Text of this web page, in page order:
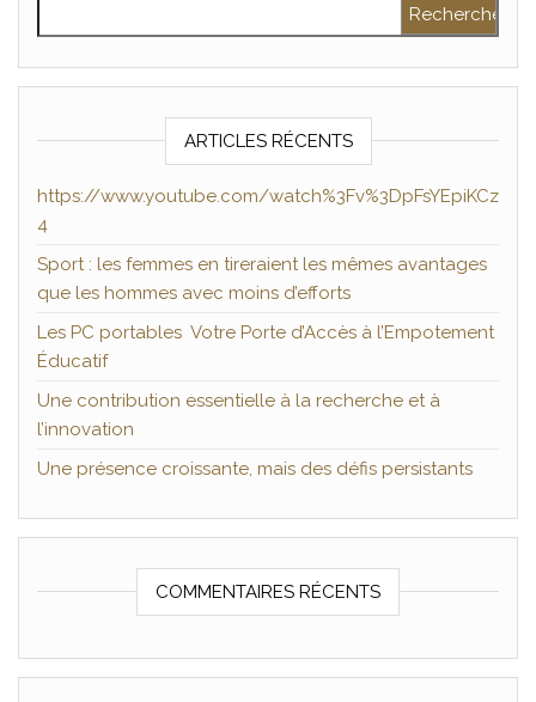
ARTICLES RÉCENTS
https://www.youtube.com/watch%3Fv%3DpFsYEpiKCz
4
Sport : les femmes en tireraient les mêmes avantages
que les hommes avec moins d’efforts
Les PC portables Votre Porte d’Accès à l’Empotement
Éducatif
Une contribution essentielle à la recherche et à
l’innovation
Une présence croissante, mais des défis persistants
COMMENTAIRES RÉCENTS